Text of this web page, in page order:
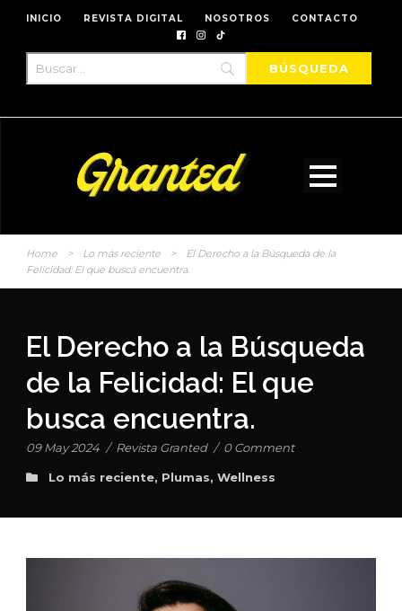
INICIO REVISTA DIGITAL NOSOTROS CONTACTO
Home > Lo más reciente >
El Derecho a la Búsqueda de la
Felicidad: El que busca encuentra.
El Derecho a la Búsqueda
de la Felicidad: El que
busca encuentra.
09 May 2024 / Revista Granted / 0 Comment
Lo más reciente, Plumas, Wellness